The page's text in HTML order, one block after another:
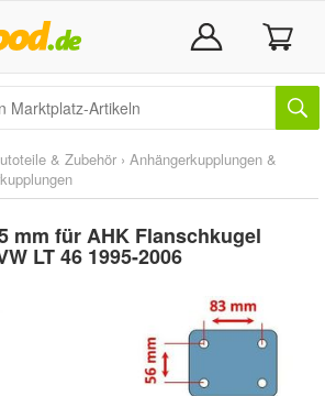
& Zubehör › Anhängerkupplungen &
mm für AHK Flanschkugel
LT 46 1995-2006